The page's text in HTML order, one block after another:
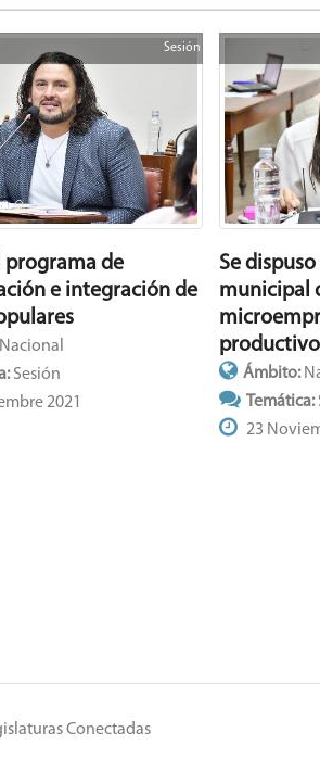
Sesión
programa de
e integración de
Nacional
Sesión
2021
Se
municipal
Ámbito:
Temática:
23
Conectadas